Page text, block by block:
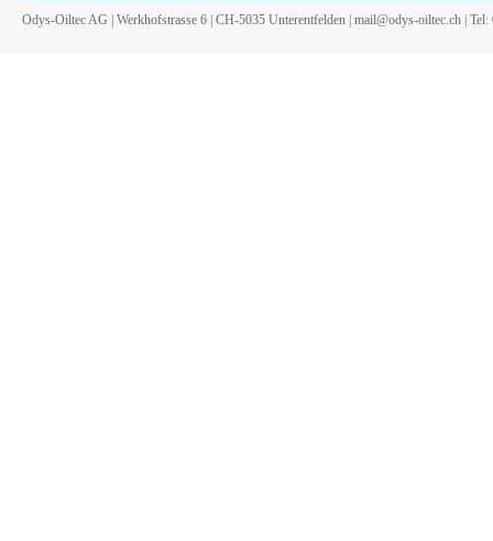
Odys-Oiltec AG | Werkhofstrasse 6 | CH-5035 Unterentfelden | mail@odys-oiltec.ch |